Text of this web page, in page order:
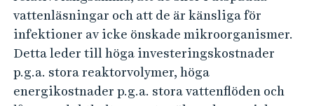
r
f
ö
r
vattenläsningar och att de är känsliga för
infektioner av icke önskade mikroorganismer.
Detta leder till höga investeringskostnader
p.g.a. stora reaktorvolymer, höga
energikostnader p.g.a. stora vattenflöden och